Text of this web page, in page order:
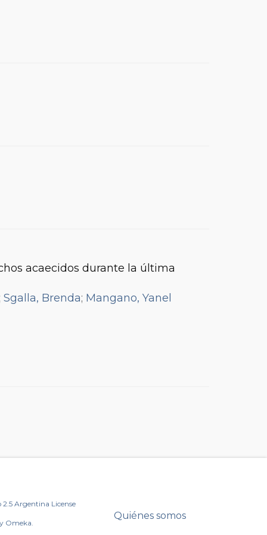
acaecidos durante la última
Sgalla, Brenda; Mangano, Yanel
Argentina License
Omeka.
Quiénes somos